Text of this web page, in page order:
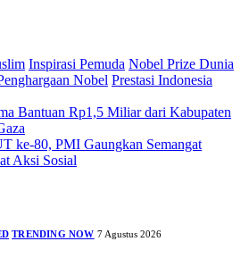
Inspirasi Pemuda Nobel Prize Dunia
Nobel Prestasi Indonesia
Bantuan Rp1,5 Miliar dari Kabupaten
ke-80, PMI Gaungkan Semangat
Aksi Sosial
TRENDING NOW 7 Agustus 2026